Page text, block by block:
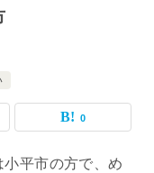
0
平市の方で、め